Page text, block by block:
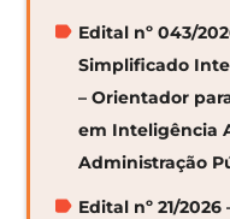
Edital nº 043/
Simplificado
– Orientador
em Inteligência
Administração
Edital nº 21/